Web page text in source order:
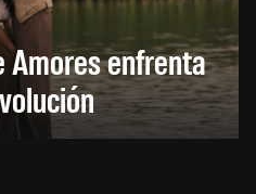
Amores enfrenta